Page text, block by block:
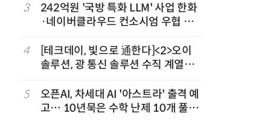
3
242억원 '국방 특화 LLM' 사업 한화
·네이버클라우드 컨소시엄 우협 선
4
[테크데이, 빛으로 通한다]<2>오이
솔루션, 광 통신 솔루션 수직 계열
략'
5
오픈AI, 차세대 AI '아스트라' 출격 예
고… 10년묵은 수학 난제 10개 풀었